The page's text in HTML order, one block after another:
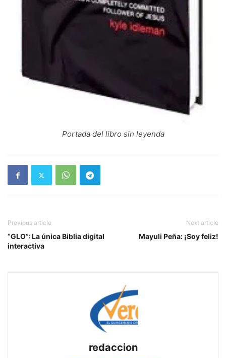
Portada del libro sin leyenda
Previous article
“GLO”: La única Biblia digital
interactiva
Next article
Mayuli Peña: ¡Soy feliz!
redaccion